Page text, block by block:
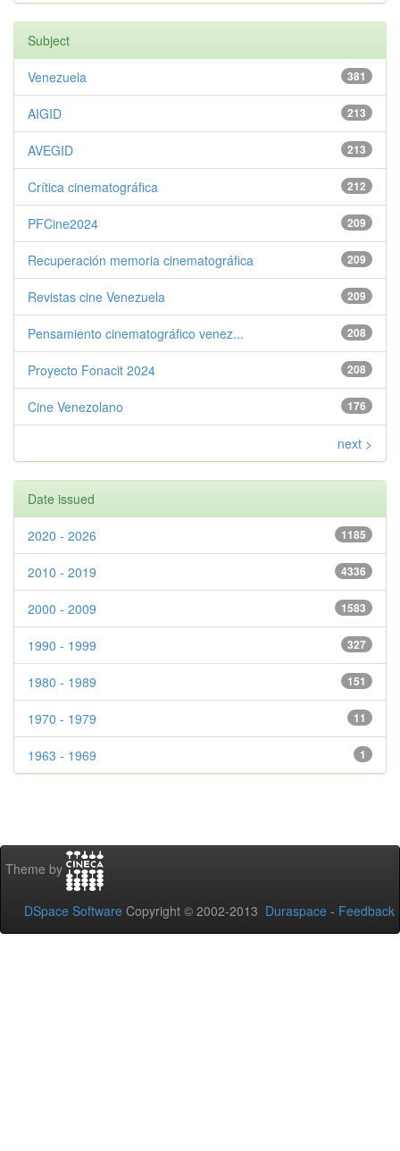
Subject
381
Venezuela
213
AIGID
213
AVEGID
212
Crítica cinematográfica
209
PFCine2024
209
Recuperación memoria cinematográfica
209
Revistas cine Venezuela
208
Pensamiento cinematográfico venez...
208
Proyecto Fonacit 2024
176
Cine Venezolano
next >
Date issued
1185
2020 - 2026
4336
2010 - 2019
1583
2000 - 2009
327
1990 - 1999
151
1980 - 1989
11
1970 - 1979
1
1963 - 1969
Theme by
DSpace Software Copyright © 2002-2013 Duraspace - Feedback